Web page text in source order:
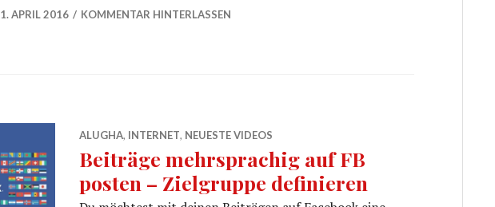
1. APRIL 2016 KOMMENTAR HINTERLASSEN
ALUGHA, INTERNET, NEUESTE VIDEOS
Beiträge mehrsprachig auf FB
posten – Zielgruppe definieren